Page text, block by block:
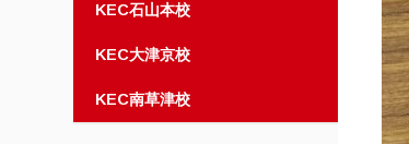
KEC石山本校
KEC大津京校
KEC南草津校